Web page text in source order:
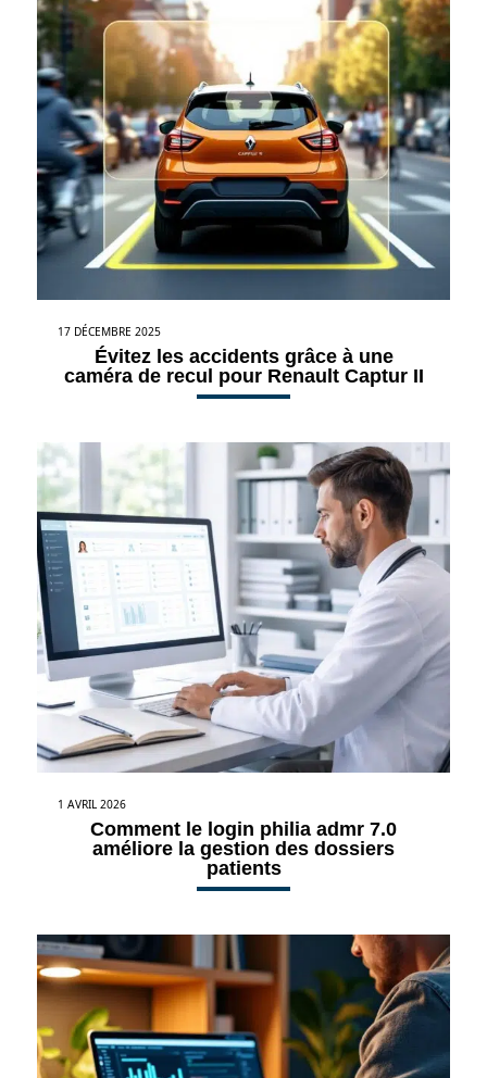
17 DÉCEMBRE 2025
Évitez les accidents grâce à une
caméra de recul pour Renault Captur II
1 AVRIL 2026
Comment le login philia admr 7.0
améliore la gestion des dossiers
patients